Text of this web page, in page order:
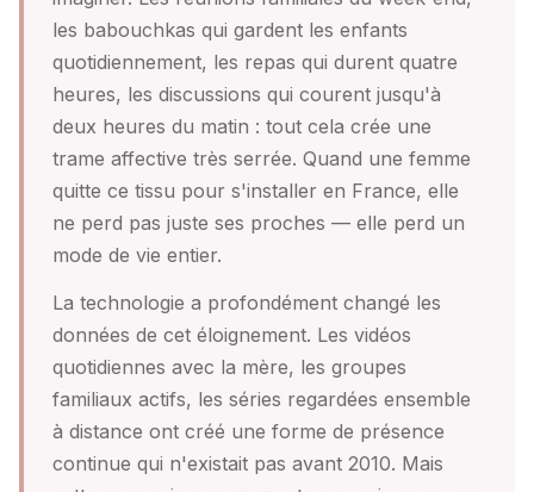
les babouchkas qui gardent les enfants
quotidiennement, les repas qui durent quatre
heures, les discussions qui courent jusqu'à
deux heures du matin : tout cela crée une
trame affective très serrée. Quand une femme
quitte ce tissu pour s'installer en France, elle
ne perd pas juste ses proches — elle perd un
mode de vie entier.
La technologie a profondément changé les
données de cet éloignement. Les vidéos
quotidiennes avec la mère, les groupes
familiaux actifs, les séries regardées ensemble
à distance ont créé une forme de présence
continue qui n'existait pas avant 2010. Mais